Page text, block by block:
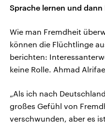
Sprache lernen und
Wie man Fremdheit
können die Flüchtlinge
berichten:
keine Rolle. Ahmad
„Als ich nach
großes Gefühl von
verschwunden, aber es